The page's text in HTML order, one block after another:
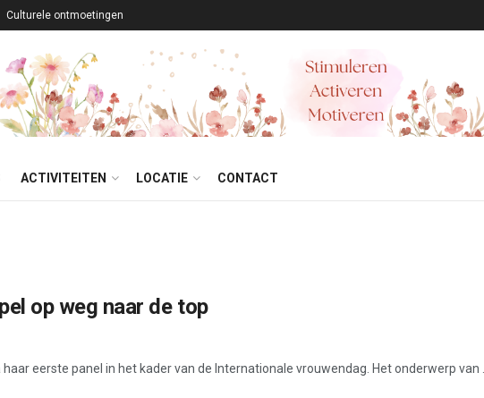
Culturele ontmoetingen
ACTIVITEITEN LOCATIE CONTACT
op weg naar de top
eerste panel in het kader van de Internationale vrouwendag. Het onderwerp van ...